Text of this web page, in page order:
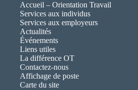
Accueil – Orientation Travail
Services aux individus
Services aux employeurs
Actualités
Événements
Liens utiles
La différence OT
Contactez-nous
Affichage de poste
Carte du site